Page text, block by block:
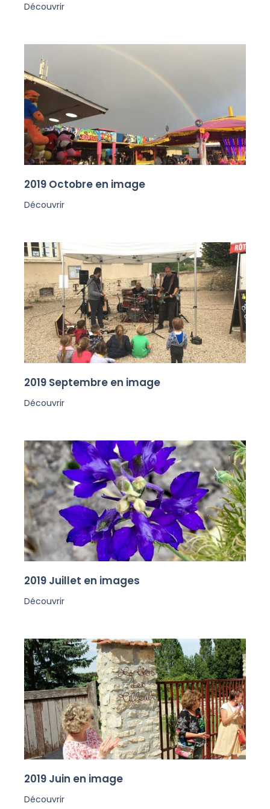
Découvrir
2019 Octobre en image
Découvrir
2019 Septembre en image
Découvrir
2019 Juillet en images
Découvrir
2019 Juin en image
Découvrir